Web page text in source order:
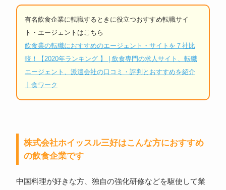
有名飲食企業に転職するときに役立つおすすめ転職サイ
ト・エージェントはこちら
飲食業の転職におすすめのエージェント・サイトを７社比
較！【2020年ランキング 】 | 飲食専門の求人サイト、転職
エージェント、派遣会社の口コミ・評判とおすすめを紹介
丨食ワーク
株式会社ホイッスル三好はこんな方におすすめ
の飲食企業です
中国料理が好きな方、独自の強化研修などを駆使して業